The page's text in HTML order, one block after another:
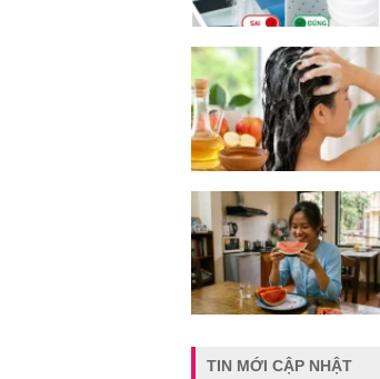
TIN MỚI CẬP NHẬT